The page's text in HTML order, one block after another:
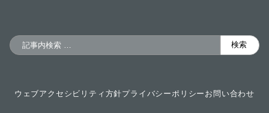
検
検索
ウェブアクセシビリティ方針プライバシーポリシー お問い合わせ